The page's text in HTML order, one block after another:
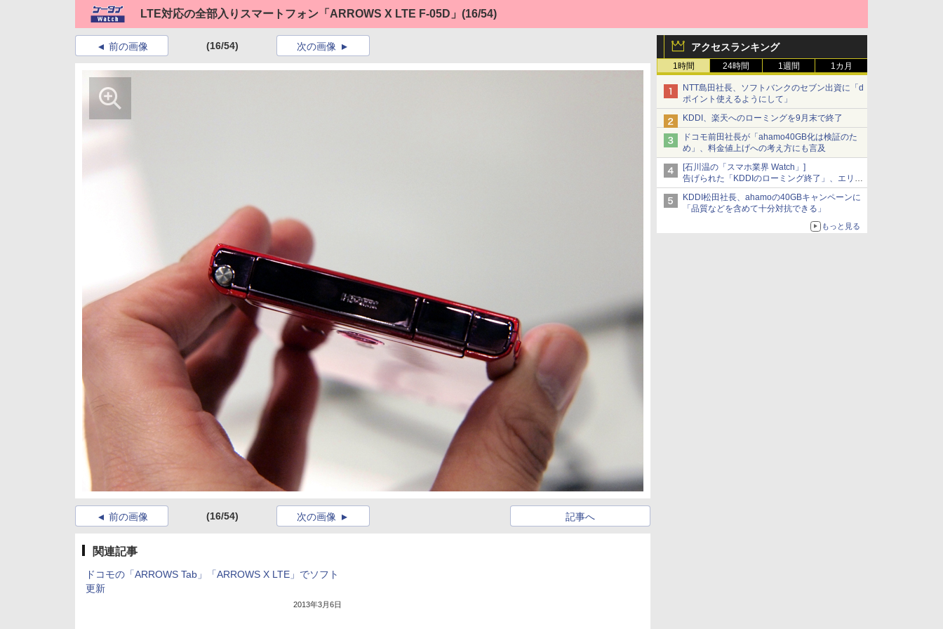
LTE対応の全部入りスマートフォン「ARROWS X LTE F-05D」 (16/54)
アクセスランキング
1時間 24時間 1週間 1カ月
NTT島田社長、ソフトバンクのセブン出資に「d
ポイント使えるようにして」
KDDI、楽天へのローミングを9月末で終了
ドコモ前田社長が「ahamo40GB化は検証のた
め」、料金値上げへの考え方にも言及
[石川温の「スマホ業界 Watch」]
告げられた「KDDIのローミング終了」、エリア
マップの落とし穴と楽天モバイルの課題
KDDI松田社長、ahamoの40GBキャンペーンに
「品質などを含めて十分対抗できる」
もっと見る
前の画像 (16/54) 次の画像
前の画像 (16/54) 記事へ
次の画像
関連記事
ドコモの「ARROWS Tab」「ARROWS X LTE」でソフト
更新
2013年3月6日